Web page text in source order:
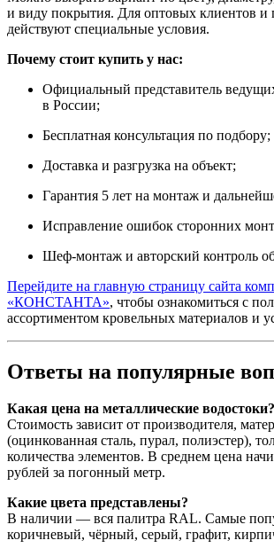
и виду покрытия. Для оптовых клиентов и
действуют специальные условия.
Почему стоит купить у нас:
Официальный представитель
в России;
Бесплатная консультация по подбору;
Доставка и разгрузка на объект;
Гарантия 5 лет на монтаж и
Исправление ошибок сторонних
Шеф-монтаж и авторский контроль
Перейдите на главную страницу сайта
«КОНСТАНТА», чтобы ознакомиться с
ассортиментом кровельных материалов и
Ответы на популярные
Какая цена на металлические водостоки?
Стоимость зависит от производителя,
(оцинкованная сталь, пурал, полиэстер),
количества элементов. В среднем цена
рублей за погонный метр.
Какие цвета представлены?
В наличии — вся палитра RAL. Самые
коричневый, чёрный, серый, графит,